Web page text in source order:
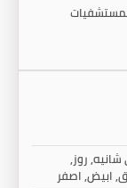
شانيه, روز,
ابيض, اصفر